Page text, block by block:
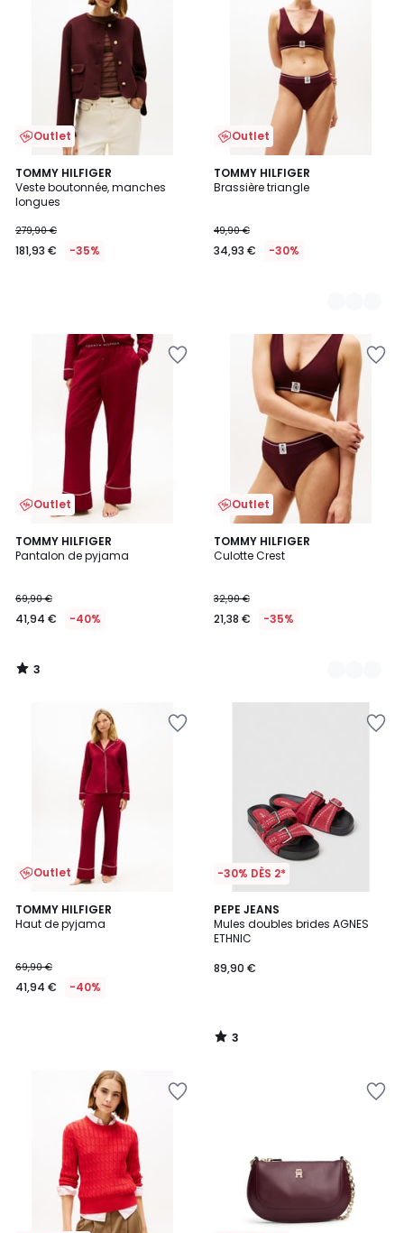
Outlet
TOMMY HILFIGER
Veste boutonnée, manches
longues
279,90 €
181,93 € -35%
Outlet
TOMMY HILFIGER
Brassière triangle
49,90 €
34,93 € -30%
2
Couleurs
Outlet
TOMMY HILFIGER
Pantalon de pyjama
69,90 €
41,94 € -40%
3
/
3
/
Outlet
TOMMY HILFIGER
Culotte Crest
32,90 €
21,38 € -35%
2
Couleurs
Outlet
TOMMY HILFIGER
Haut de pyjama
69,90 €
41,94 € -40%
-30% DÈS 2*
PEPE JEANS
Mules doubles brides AGNES
ETHNIC
89,90 €
3
/
5
3
/